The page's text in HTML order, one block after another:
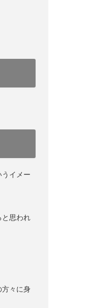
イメー
と思われ
方々に身